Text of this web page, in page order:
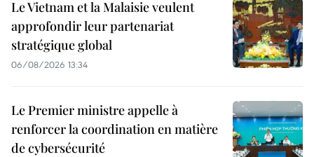
Le Vietnam et la Malaisie veulent
approfondir leur partenariat
stratégique global
06/08/2026 13:34
Le Premier ministre appelle à
renforcer la coordination en matière
de cybersécurité